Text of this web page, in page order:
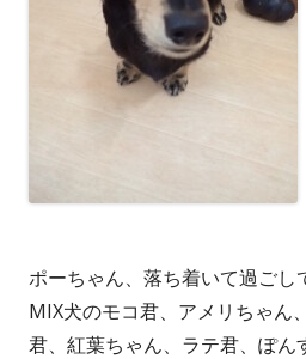
ポーちゃん、落ち着いて過ごし
MIX犬のモコ君、アメリちゃん
君、紅葉ちゃん、ラテ君、ぽん